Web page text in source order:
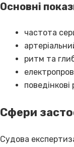
Основні
частота
ритм та
поведінкові
Сфери
Судова